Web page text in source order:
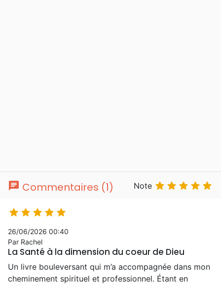
chat Commentaires (1) Note     
    
26/06/2026 00:40
Par Rachel
La Santé à la dimension du coeur de Dieu
Un livre bouleversant qui m’a accompagnée dans mon
cheminement spirituel et professionnel. Étant en